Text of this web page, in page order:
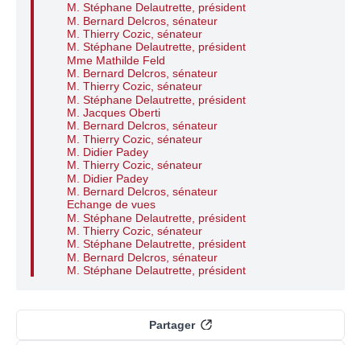
M. Stéphane Delautrette, président
M. Bernard Delcros, sénateur
M. Thierry Cozic, sénateur
M. Stéphane Delautrette, président
Mme Mathilde Feld
M. Bernard Delcros, sénateur
M. Thierry Cozic, sénateur
M. Stéphane Delautrette, président
M. Jacques Oberti
M. Bernard Delcros, sénateur
M. Thierry Cozic, sénateur
M. Didier Padey
M. Thierry Cozic, sénateur
M. Didier Padey
M. Bernard Delcros, sénateur
Echange de vues
M. Stéphane Delautrette, président
M. Thierry Cozic, sénateur
M. Stéphane Delautrette, président
M. Bernard Delcros, sénateur
M. Stéphane Delautrette, président
Partager